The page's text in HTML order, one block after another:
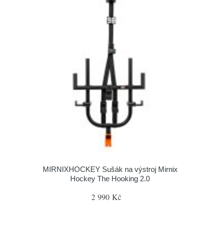
MIRNIXHOCKEY Sušák na výstroj Mirnix
Hockey The Hooking 2.0
2 990 Kč